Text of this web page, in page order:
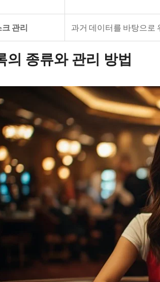
관리 과거 데이터를 바탕으로
의 종류와 관리 방법